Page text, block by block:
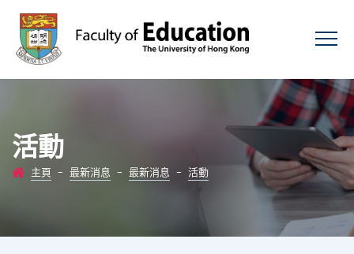
活動
主頁 - 最新消息 - 最新消息 - 活動